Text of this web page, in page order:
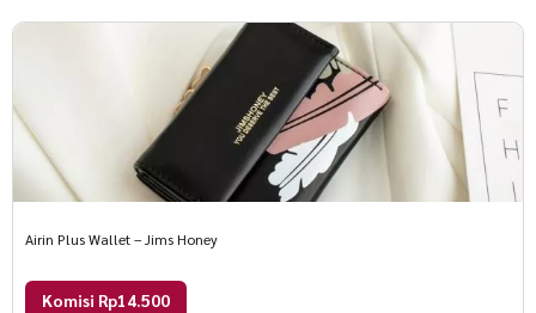
Airin Plus Wallet – Jims Honey
Komisi Rp14.500